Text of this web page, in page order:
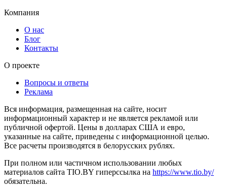
Компания
О нас
Блог
Контакты
О проекте
Вопросы и ответы
Реклама
Вся информация, размещенная на сайте, носит
информационный характер и не является рекламой или
публичной офертой. Цены в долларах США и евро,
указанные на сайте, приведены с информационной целью.
Все расчеты производятся в белорусских рублях.
При полном или частичном использовании любых
материалов сайта TIO.BY гиперссылка на https://www.tio.by/
обязательна.